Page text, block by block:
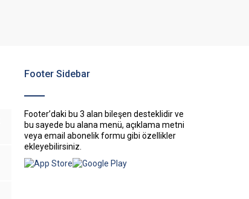
Footer Sidebar
Footer’daki bu 3 alan bileşen desteklidir ve
bu sayede bu alana menü, açıklama metni
veya email abonelik formu gibi özellikler
ekleyebilirsiniz.